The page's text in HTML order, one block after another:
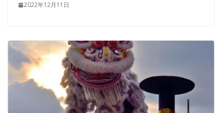
2022年12月11日